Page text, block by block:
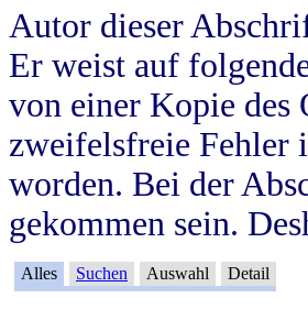
Autor dieser
Er weist auf
von einer Kopie des
zweifelsfreie Fehler
worden. Bei der
gekommen sein.
Alles Suchen Auswahl Detail